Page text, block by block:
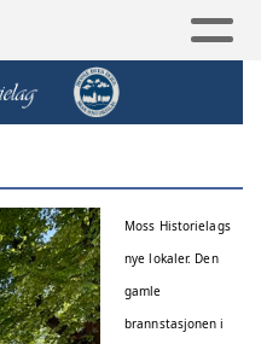
Moss Historielags
nye lokaler. Den
gamle
brannstasjonen i